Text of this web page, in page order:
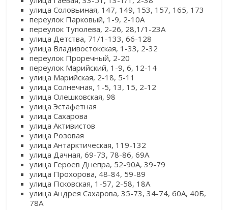
улица Соловьиная, 147, 149, 153, 157, 165, 173
переулок Парковый, 1-9, 2-10А
переулок Туполева, 2-26, 28,1/1-23А
улица Детства, 71/1-133, 66-128
улица Владивостокская, 1-33, 2-32
переулок Проречный, 2-20
переулок Марийский, 1-9, 6, 12-14
улица Марийская, 2-18, 5-11
улица Солнечная, 1-5, 13, 15, 2-12
улица Олешковская, 98
улица Эстафетная
улица Сахарова
улица Активистов
улица Розовая
улица Антарктическая, 119-132
улица Дачная, 69-73, 78-86, 69А
улица Героев Днепра, 52-90А, 39-79
улица Прохорова, 48-84, 59-89
улица Псковская, 1-57, 2-58, 18А
улица Андрея Сахарова, 35-73, 34-74, 60А, 40Б,
78А